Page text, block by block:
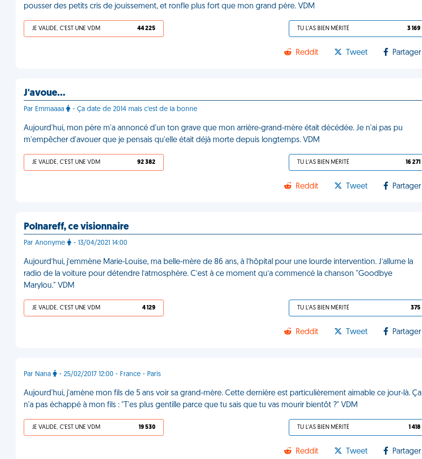
pousser des petits cris de jouissement, et ronfle plus fort que mon grand père. VDM
JE VALIDE, C'EST UNE VDM 44 225 TU L'AS BIEN MÉRITÉ 3 169
Reddit Tweet Partager
J'avoue…
Par Emmaaaa - Ça date de 2014 mais c'est de la bonne
Aujourd'hui, mon père m'a annoncé d'un ton grave que mon arrière-grand-mère était décédée. Je n'ai pas pu
m'empêcher d'avouer que je pensais qu'elle était déjà morte depuis longtemps. VDM
JE VALIDE, C'EST UNE VDM 92 382 TU L'AS BIEN MÉRITÉ 16 271
Reddit Tweet Partager
Polnareff, ce visionnaire
Par Anonyme - 13/04/2021 14:00
Aujourd’hui, j’emmène Marie-Louise, ma belle-mère de 86 ans, à l’hôpital pour une lourde intervention. J’allume la
radio de la voiture pour détendre l’atmosphère. C’est à ce moment qu’a commencé la chanson "Goodbye
Marylou." VDM
JE VALIDE, C'EST UNE VDM 4 129 TU L'AS BIEN MÉRITÉ 375
Reddit Tweet Partager
Par Nana - 25/02/2017 12:00 - France - Paris
Aujourd'hui, j'amène mon fils de 5 ans voir sa grand-mère. Cette dernière est particulièrement aimable ce jour-là. Ça
n'a pas échappé à mon fils : "T'es plus gentille parce que tu sais que tu vas mourir bientôt ?" VDM
JE VALIDE, C'EST UNE VDM 19 530 TU L'AS BIEN MÉRITÉ 1 418
Reddit Tweet Partager